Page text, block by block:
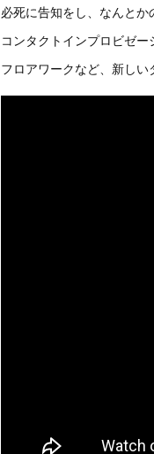
必死に告知をし、なんと
コンタクトインプロビゼー
フロアワークなど、新しい